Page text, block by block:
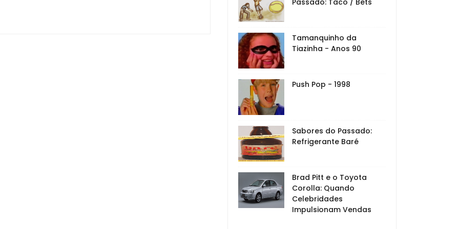
Passado: Taco / Bets
Tamanquinho da
Tiazinha - Anos 90
Push Pop - 1998
Sabores do Passado:
Refrigerante Baré
Brad Pitt e o Toyota
Corolla: Quando
Celebridades
Impulsionam Vendas